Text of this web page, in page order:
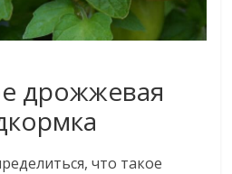
дрожжевая
что такое